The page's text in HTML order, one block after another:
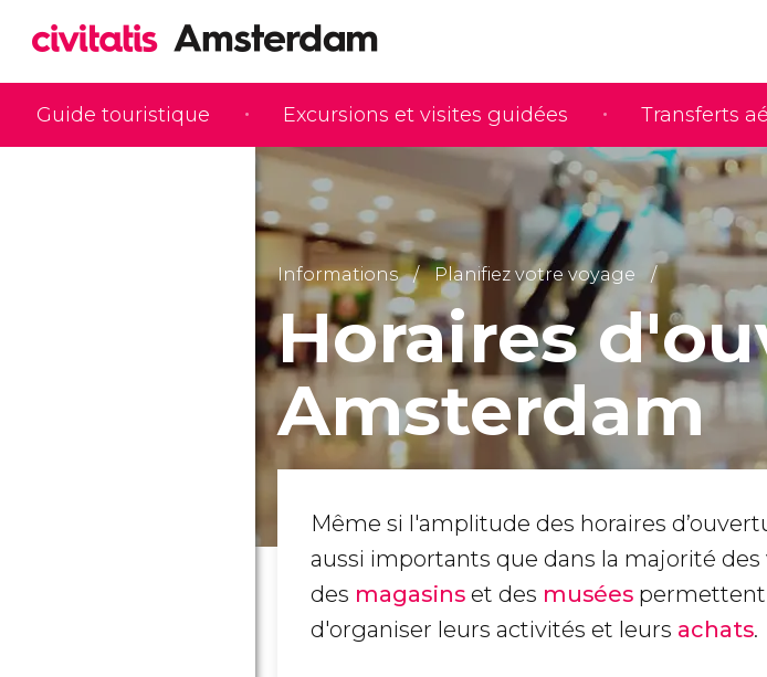
Guide touristique Excursions et visites guidées Transferts
Informations Planifiez votre voyage
Horaires
Amsterdam
Même si l'amplitude des horaires
aussi importants que dans la majorité des
des magasins et des musées permettent
d'organiser leurs activités et leurs achats.